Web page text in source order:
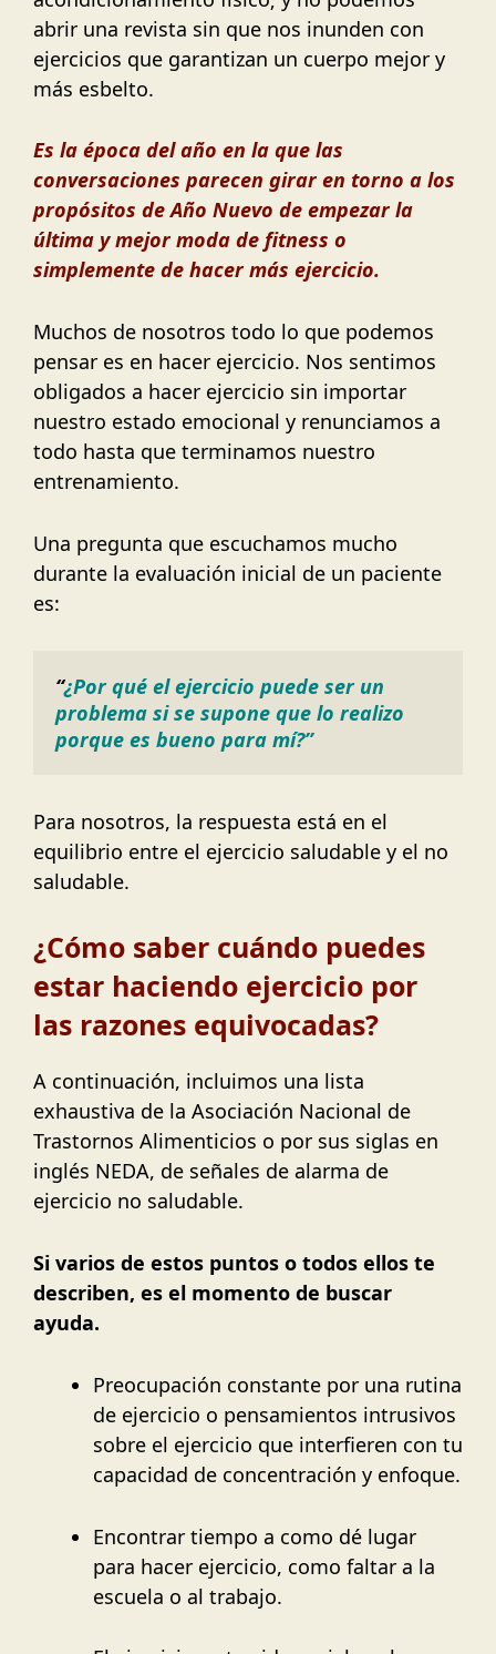
abrir una revista sin que nos inunden con
ejercicios que garantizan un cuerpo mejor y
más esbelto.
Es la época del año en la que las
conversaciones parecen girar en torno a los
propósitos de Año Nuevo de empezar la
última y mejor moda de fitness o
simplemente de hacer más ejercicio.
Muchos de nosotros todo lo que podemos
pensar es en hacer ejercicio. Nos sentimos
obligados a hacer ejercicio sin importar
nuestro estado emocional y renunciamos a
todo hasta que terminamos nuestro
entrenamiento.
Una pregunta que escuchamos mucho
durante la evaluación inicial de un paciente
es:
“¿Por qué el ejercicio puede ser un
problema si se supone que lo realizo
porque es bueno para mí?”
Para nosotros, la respuesta está en el
equilibrio entre el ejercicio saludable y el no
saludable.
¿Cómo saber cuándo puedes
estar haciendo ejercicio por
las razones equivocadas?
A continuación, incluimos una lista
exhaustiva de la Asociación Nacional de
Trastornos Alimenticios o por sus siglas en
inglés NEDA, de señales de alarma de
ejercicio no saludable.
Si varios de estos puntos o todos ellos te
describen, es el momento de buscar
ayuda.
Preocupación constante por una rutina
de ejercicio o pensamientos intrusivos
sobre el ejercicio que interfieren con tu
capacidad de concentración y enfoque.
Encontrar tiempo a como dé lugar
para hacer ejercicio, como faltar a la
escuela o al trabajo.